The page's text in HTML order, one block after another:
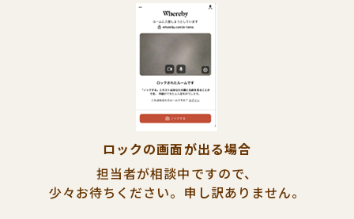
ロックの画面が出る場合
担当者が相談中ですので、
少々お待ちください。 申し訳ありません。